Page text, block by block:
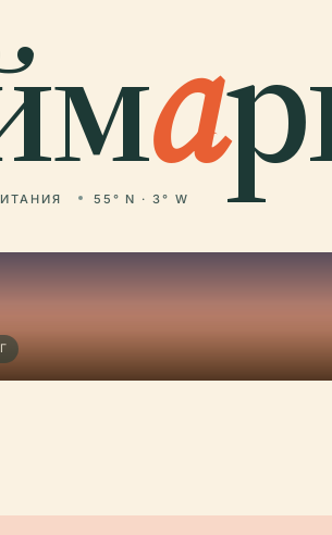
а
55° N · 3° W